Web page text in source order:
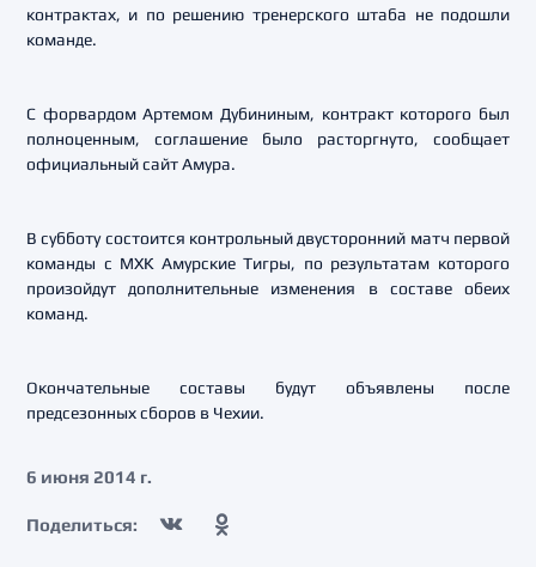
контрактах, и по решению тренерского штаба не подошли
команде.
С форвардом Артемом Дубининым, контракт которого был
полноценным, соглашение было расторгнуто, сообщает
официальный сайт Амура.
В субботу состоится контрольный двусторонний матч первой
команды с МХК Амурские Тигры, по результатам которого
произойдут дополнительные изменения в составе обеих
команд.
Окончательные составы будут объявлены после
предсезонных сборов в Чехии.
6 июня 2014 г.
Поделиться: